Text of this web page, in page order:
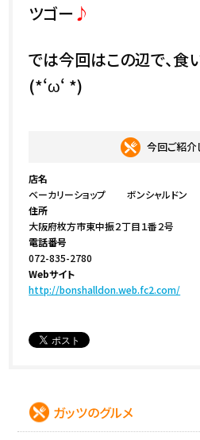
ツゴー ♪
では今回はこの辺で、食
(*‘ω‘ *)
今回ご紹介
店名
ベーカリーショップ ボンシャルドン
住所
大阪府枚方市東中振２丁目１番２号
電話番号
072-835-2780
Webサイト
http://bonshalldon.web.fc2.com/
ガッツのグルメ